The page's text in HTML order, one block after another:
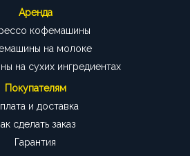
Аренда
кофемашины
на молоке
на сухих ингредиентах
Покупателям
и доставка
сделать заказ
Гарантия